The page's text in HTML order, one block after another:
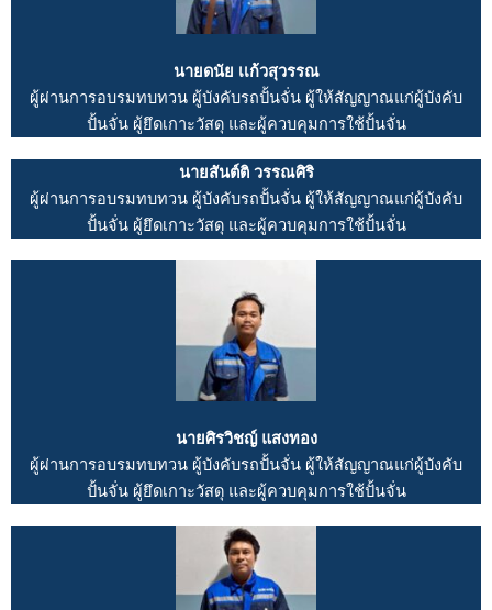
นายดนัย เเก้วสุวรรณ
ผู้ผ่านการอบรมทบทวน ผู้บังคับรถปั้นจั่น ผู้ให้สัญญาณแก่ผู้บังคับ
ปั้นจั่น ผู้ยึดเกาะวัสดุ และผู้ควบคุมการใช้ปั้นจั่น
นายสันต์ติ วรรณศิริ
ผู้ผ่านการอบรมทบทวน ผู้บังคับรถปั้นจั่น ผู้ให้สัญญาณแก่ผู้บังคับ
ปั้นจั่น ผู้ยึดเกาะวัสดุ และผู้ควบคุมการใช้ปั้นจั่น
นายศิรวิชญ์ แสงทอง
ผู้ผ่านการอบรมทบทวน ผู้บังคับรถปั้นจั่น ผู้ให้สัญญาณแก่ผู้บังคับ
ปั้นจั่น ผู้ยึดเกาะวัสดุ และผู้ควบคุมการใช้ปั้นจั่น